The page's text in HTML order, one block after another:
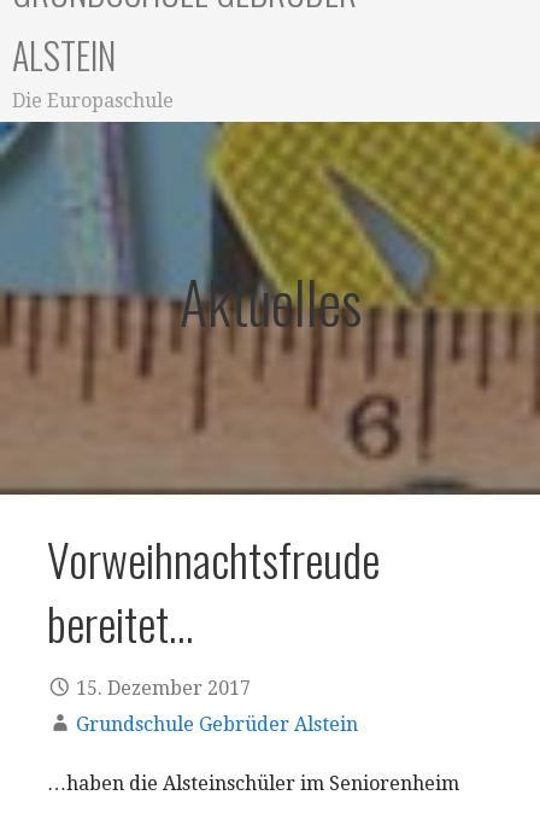
ALSTEIN
Die Europaschule
Aktuelles
Vorweihnachtsfreude
bereitet…
15. Dezember 2017
Grundschule Gebrüder Alstein
…haben die Alsteinschüler im Seniorenheim